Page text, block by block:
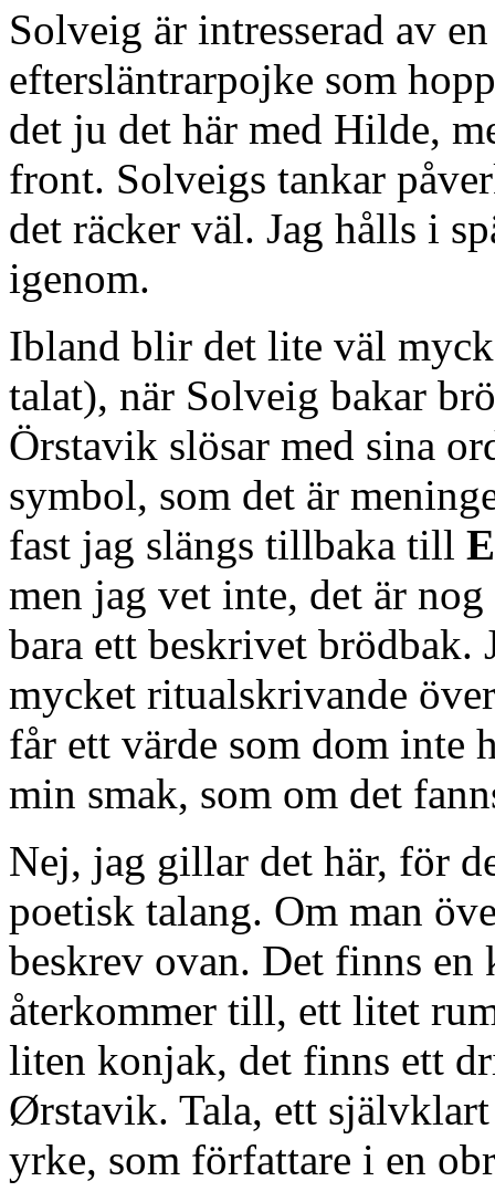
Solveig är intresserad av
eftersläntrarpojke som
det ju det här med Hilde,
front. Solveigs tankar
det räcker väl. Jag hålls i
igenom.
Ibland blir det lite väl
talat), när Solveig bakar
Örstavik slösar med sina
symbol, som det är
fast jag slängs tillbaka till
men jag vet inte, det är
bara ett beskrivet
mycket ritualskrivande
får ett värde som dom inte
min smak, som om det
Nej, jag gillar det här, för
poetisk talang. Om man
beskrev ovan. Det finns en
återkommer till, ett litet
liten konjak, det finns ett
Ørstavik. Tala, ett
yrke, som författare i en